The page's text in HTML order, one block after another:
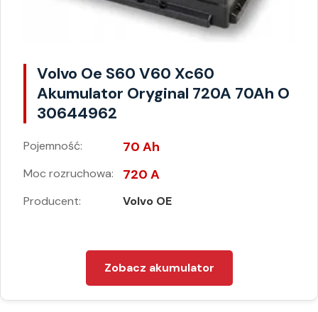
Volvo Oe S60 V60 Xc60
Akumulator Oryginal 720A 70Ah O
30644962
Pojemność: 70 Ah
Moc rozruchowa: 720 A
Producent: Volvo OE
Zobacz akumulator